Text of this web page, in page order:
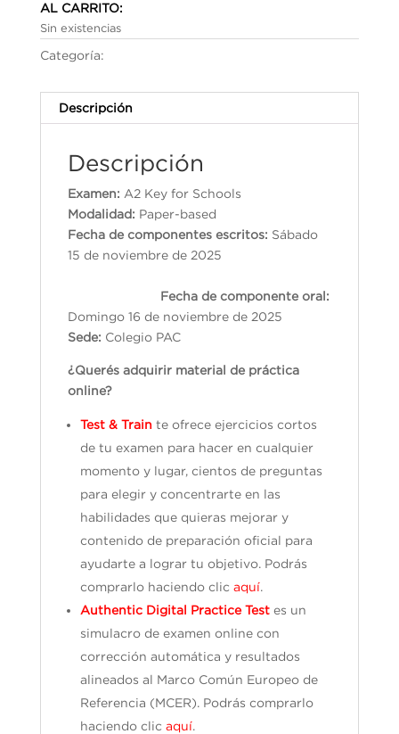
AL CARRITO:
Sin existencias
Categoría:
Descripción
Descripción
Examen: A2 Key for Schools
Modalidad: Paper-based
Fecha de componentes escritos: Sábado
15 de noviembre de 2025
Fecha de componente oral:
Domingo 16 de noviembre de 2025
Sede: Colegio PAC
¿Querés adquirir material de práctica
online?
Test & Train te ofrece ejercicios cortos
de tu examen para hacer en cualquier
momento y lugar, cientos de preguntas
para elegir y concentrarte en las
habilidades que quieras mejorar y
contenido de preparación oficial para
ayudarte a lograr tu objetivo. Podrás
comprarlo haciendo clic aquí.
Authentic Digital Practice Test es un
simulacro de examen online con
corrección automática y resultados
alineados al Marco Común Europeo de
Referencia (MCER). Podrás comprarlo
haciendo clic aquí.